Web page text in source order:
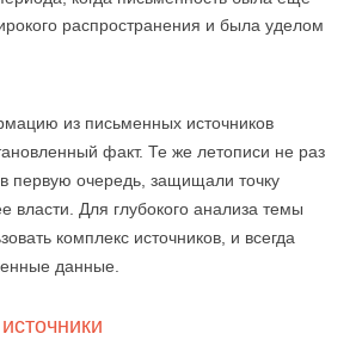
распространения и была уделом
из письменных источников
факт. Те же летописи не раз
первую очередь, защищали точку
власти. Для глубокого анализа темы
комплекс источников, и всегда
данные.